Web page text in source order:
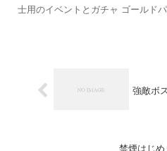
士用のイベントとガチャ ゴールドパ
強敵ボ
禁煙はじめ